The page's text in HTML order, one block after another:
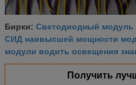
Бирки: Светодиодный модуль
СИД наивысшей мощности
модули водить освещения
Получить